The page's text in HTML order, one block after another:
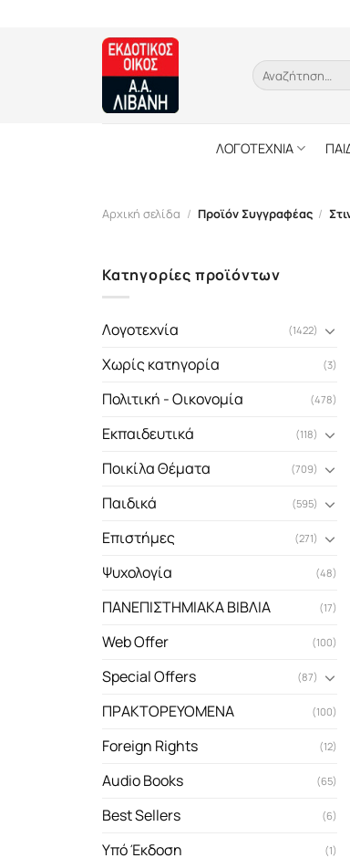
Αναζήτηση
για:
ΛΟΓΟΤΕΧΝΙΑ
Αρχική σελίδα / Προϊόν Συγγραφέας /
Κατηγορίες προϊόντων
Λογοτεχνία (1422)
Χωρίς κατηγορία (3)
Πολιτική - Οικονομία (478)
Εκπαιδευτικά (118)
Ποικίλα Θέματα (709)
Παιδικά (595)
Επιστήμες (271)
Ψυχολογία (48)
ΠΑΝΕΠΙΣΤΗΜΙΑΚΑ ΒΙΒΛΙΑ (17)
Web Offer (100)
Special Offers (87)
ΠΡΑΚΤΟΡΕΥΟΜΕΝΑ (100)
Foreign Rights (12)
Audio Books (65)
Best Sellers (6)
Υπό Έκδοση (1)